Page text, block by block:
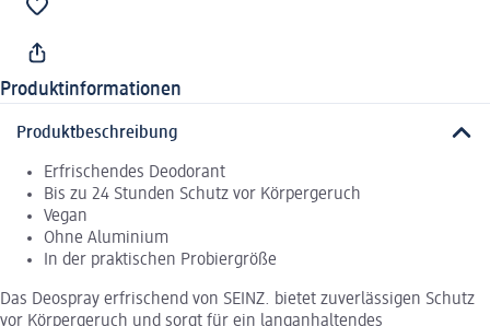
Produktinformationen
Produktbeschreibung
Erfrischendes Deodorant
Bis zu 24 Stunden Schutz vor Körpergeruch
Vegan
Ohne Aluminium
In der praktischen Probiergröße
Das Deospray erfrischend von SEINZ. bietet zuverlässigen Schutz
vor Körpergeruch und sorgt für ein langanhaltendes